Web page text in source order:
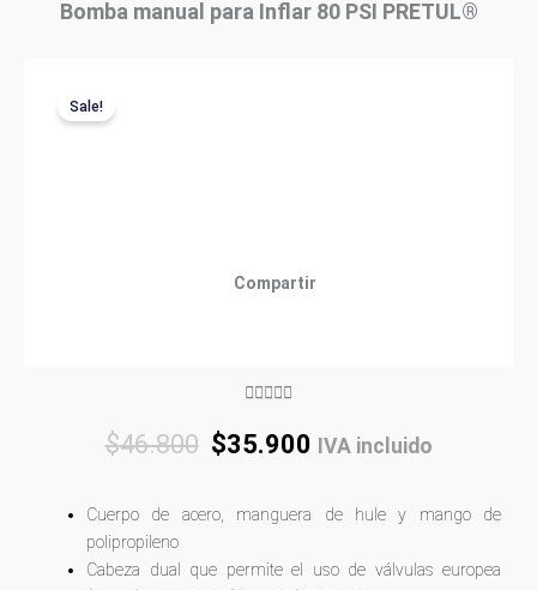
Bomba manual para Inflar 80 PSI PRETUL®
Sale!
Compartir

out
$46.800 Original
$46.800.
$35.900Current
$35.900.
IVA incluido
Cuerpo de acero, manguera de hule y mango de
polipropileno
Cabeza dual que permite el uso de válvulas europea